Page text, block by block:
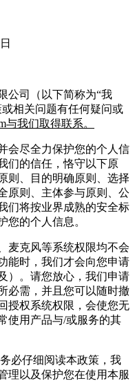
公司（以下简称为“我
相关问题有任何疑问或
与我们取得联系。
会尽全力保护您的个人信
们的信任，恪守以下原
则、目的明确原则、选择
原则、主体参与原则、公
们将按业界成熟的安全标
您的个人信息。
麦克风等系统权限均不会
能时，我们才会向您申请
）。请您放心，我们申请
必需，并且您可以随时撤
授权系统权限，会使您无
使用产品与/或服务的其
必仔细阅读本政策，我
理以及保护您在使用本服